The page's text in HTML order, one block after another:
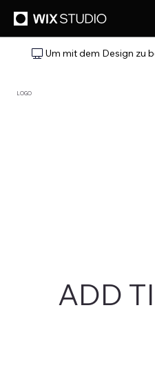
Um mit dem Design zu